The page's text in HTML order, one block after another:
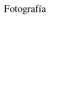
Fotografía